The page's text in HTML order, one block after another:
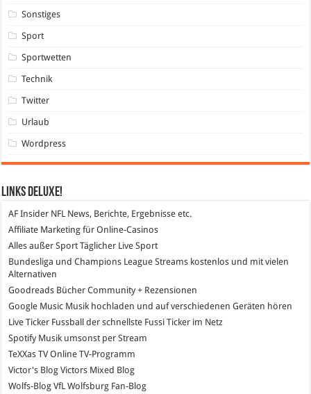
Sonstiges
Sport
Sportwetten
Technik
Twitter
Urlaub
Wordpress
Links DeLuXe!
AF Insider NFL News, Berichte, Ergebnisse etc.
Affiliate Marketing für Online-Casinos
Alles außer Sport Täglicher Live Sport
Bundesliga und Champions League Streams kostenlos und mit vielen
Alternativen
Goodreads Bücher Community + Rezensionen
Google Music Musik hochladen und auf verschiedenen Geräten hören
Live Ticker Fussball der schnellste Fussi Ticker im Netz
SpotifyMusik umsonst per Stream
TeXXas TVOnline TV-Programm
Victor's Blog Victors Mixed Blog
Wolfs-Blog VfL Wolfsburg Fan-Blog